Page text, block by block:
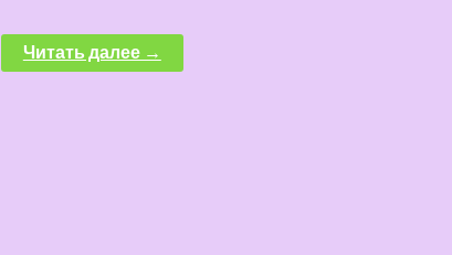
Читать далее →